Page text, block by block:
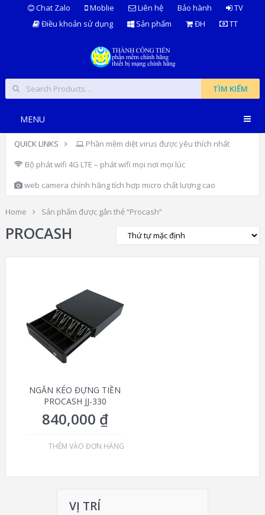
Chat Zalo Moblie Liên hệ Bảo hành
TV
Điều khoản sử dụng
Sản phẩm ĐH TT
TÌM KIẾM
MENU
QUICK LINKS
Phần mềm diệt virus được yêu thích nhất
Bộ phát wifi 4G LTE – phát wifi mọi nơi mọi lúc
web camera chính hãng tích hợp micro chất lượng cao
Home Sản phẩm được gắn thẻ “Procash”
PROCASH
NGĂN KÉO ĐỰNG TIỀN
PROCASH JJ-330
840,000 ₫
THÊM VÀO ĐƠN HÀNG
VỊ TRÍ